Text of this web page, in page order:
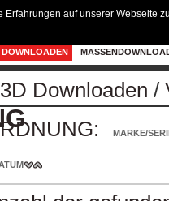
DOWNLOADEN
3D Downloaden /
MARKE/
Erfahrungen auf unserer Webseite